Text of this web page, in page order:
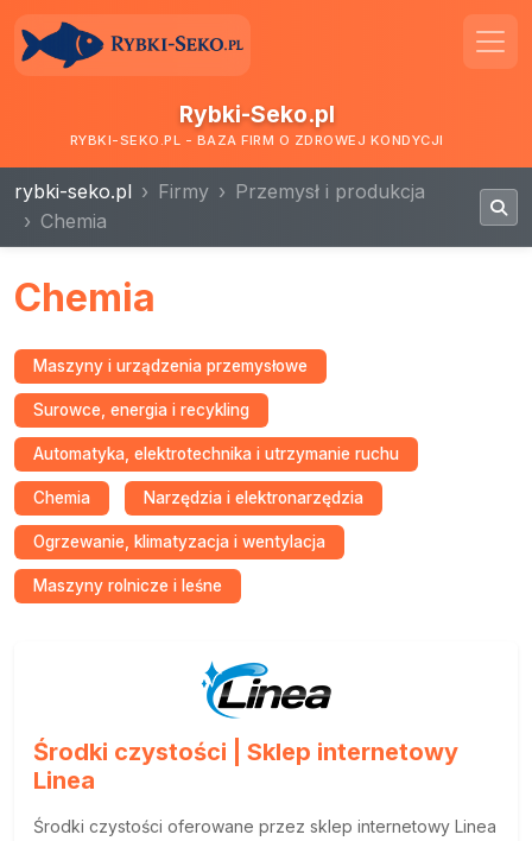
Rybki-Seko.pl
RYBKI-SEKO.PL - BAZA FIRM O ZDROWEJ KONDYCJI
rybki-seko.pl Firmy
Przemysł i produkcja
Chemia
Chemia
Maszyny i urządzenia przemysłowe
Surowce, energia i recykling
Automatyka, elektrotechnika i utrzymanie ruchu
Chemia Narzędzia i elektronarzędzia
Ogrzewanie, klimatyzacja i wentylacja
Maszyny rolnicze i leśne
Środki czystości | Sklep internetowy
Linea
Środki czystości oferowane przez sklep internetowy Linea